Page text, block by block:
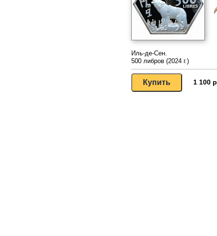
Иль-де-Сен.
500 либров (2024 г.)
1 100